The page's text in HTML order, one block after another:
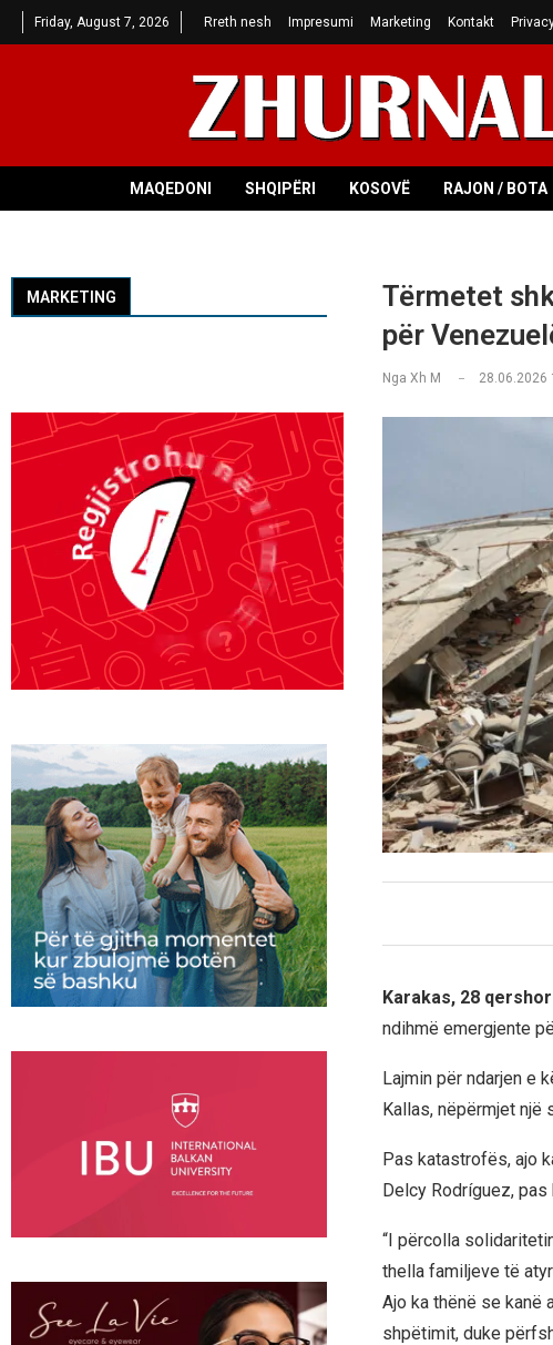
Friday, August 7, 2026 Rreth nesh Impresumi Marketing Kontakt
MAQEDONI SHQIPËRI KOSOVË RAJON / BOTA
Tërmetet
për
Nga Xh M 28.06.2026
Karakas, 28
ndihmë emergjente
Lajmin për ndarjen e
Kallas, nëpërmjet një
Pas katastrofës, ajo
Delcy Rodríguez,
“I përcolla
thella familjeve të
Ajo ka thënë se kanë
shpëtimit, duke
MARKETING